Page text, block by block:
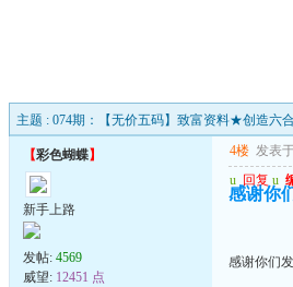
主题 : 074期：【无价五码】致富资料★创造六
【彩色蝴蝶】
新手上路
发帖: 4569
威望: 12451 点
4楼 发表
u 回复 u
感谢你
感谢你们